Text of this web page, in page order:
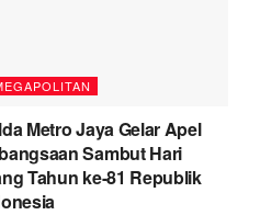
Metro Jaya Gelar Apel
Sambut Hari
Tahun ke-81 Republik